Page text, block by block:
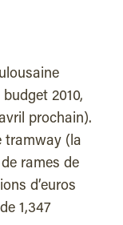
2010,
prochain).
tramway (la
rames de
d’euros
1,347